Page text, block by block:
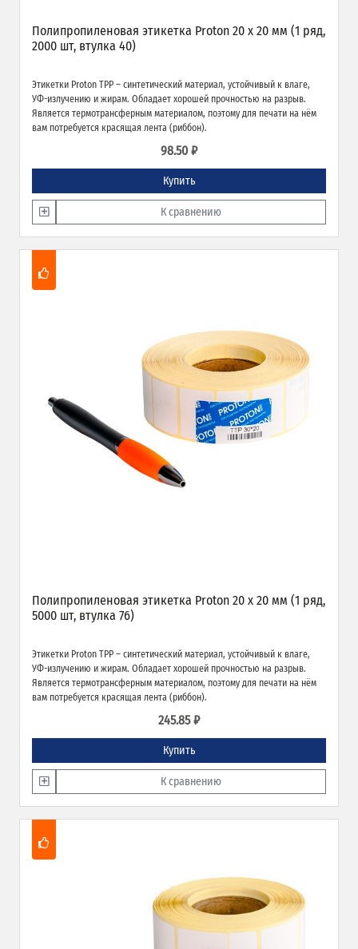
Полипропиленовая этикетка Proton 20 x 20 мм (1 ряд,
2000 шт, втулка 40)
Этикетки Proton TPP – синтетический материал, устойчивый к влаге,
УФ-излучению и жирам. Обладает хорошей прочностью на разрыв.
Является термотрансферным материалом, поэтому для печати на нём
вам потребуется красящая лента (риббон).
98.50 ₽
Купить
К сравнению
Полипропиленовая этикетка Proton 20 x 20 мм (1 ряд,
5000 шт, втулка 76)
Этикетки Proton TPP – синтетический материал, устойчивый к влаге,
УФ-излучению и жирам. Обладает хорошей прочностью на разрыв.
Является термотрансферным материалом, поэтому для печати на нём
вам потребуется красящая лента (риббон).
245.85 ₽
Купить
К сравнению